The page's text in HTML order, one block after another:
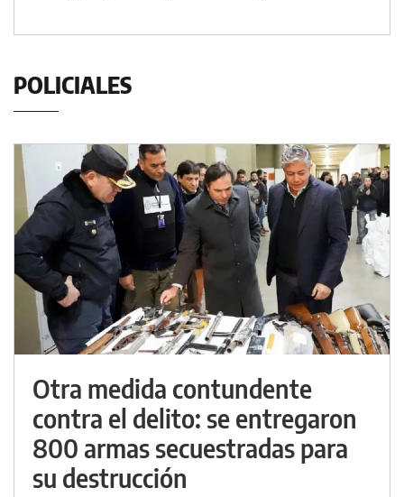
POLICIALES
Otra medida contundente
contra el delito: se entregaron
800 armas secuestradas para
su destrucción